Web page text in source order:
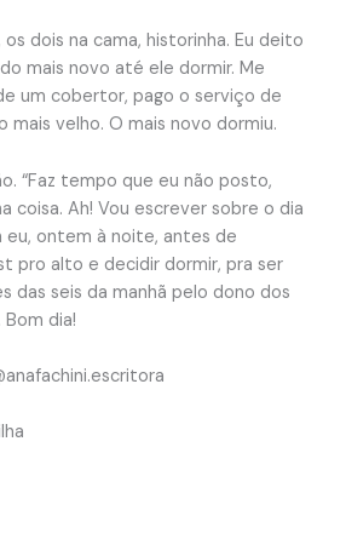
dois na cama, historinha. Eu deito
mais novo até ele dormir. Me
um cobertor, pago o serviço de
mais velho. O mais novo dormiu.
“Faz tempo que eu não posto,
coisa. Ah! Vou escrever sobre o dia
eu, ontem à noite, antes de
pro alto e decidir dormir, pra ser
das seis da manhã pelo dono dos
dia!